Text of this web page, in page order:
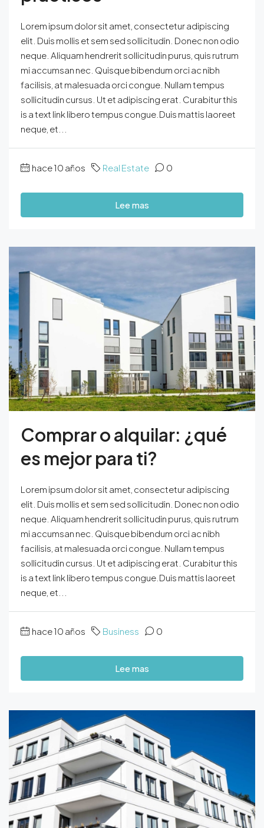
Lorem ipsum dolor sit amet, consectetur adipiscing
elit. Duis mollis et sem sed sollicitudin. Donec non odio
neque. Aliquam hendrerit sollicitudin purus, quis rutrum
mi accumsan nec. Quisque bibendum orci ac nibh
facilisis, at malesuada orci congue. Nullam tempus
sollicitudin cursus. Ut et adipiscing erat. Curabitur this
is a text link libero tempus congue.Duis mattis laoreet
neque, et...
hace 10 años Real Estate 0
Lee mas
Comprar o alquilar: ¿qué
es mejor para ti?
Lorem ipsum dolor sit amet, consectetur adipiscing
elit. Duis mollis et sem sed sollicitudin. Donec non odio
neque. Aliquam hendrerit sollicitudin purus, quis rutrum
mi accumsan nec. Quisque bibendum orci ac nibh
facilisis, at malesuada orci congue. Nullam tempus
sollicitudin cursus. Ut et adipiscing erat. Curabitur this
is a text link libero tempus congue.Duis mattis laoreet
neque, et...
hace 10 años Business 0
Lee mas